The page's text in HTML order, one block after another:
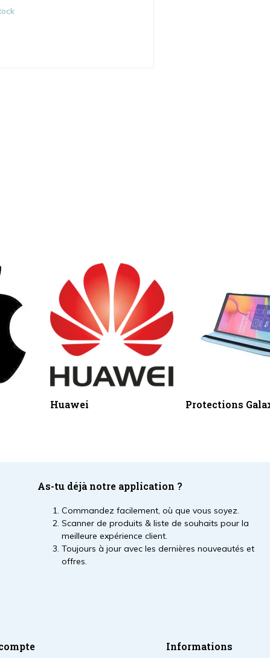
Huawei Protections
As-tu déjà notre application ?
Commandez facilement, où que vous soyez.
Scanner de produits & liste de souhaits pour la
meilleure expérience client.
Toujours à jour avec les dernières nouveautés et
offres.
Informations